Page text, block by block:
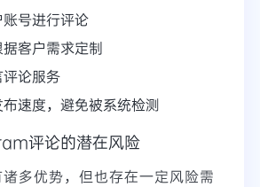
号进行评论
客户需求定制
论服务
速度，避免被系统检测
评论的潜在风险
多优势，但也存在一定风险需